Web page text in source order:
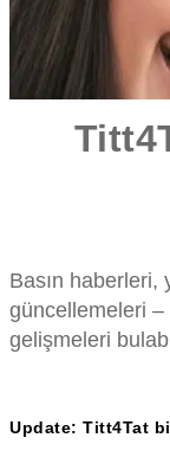
Basın haberleri,
güncellemeleri –
gelişmeleri
Update: Titt4Tat